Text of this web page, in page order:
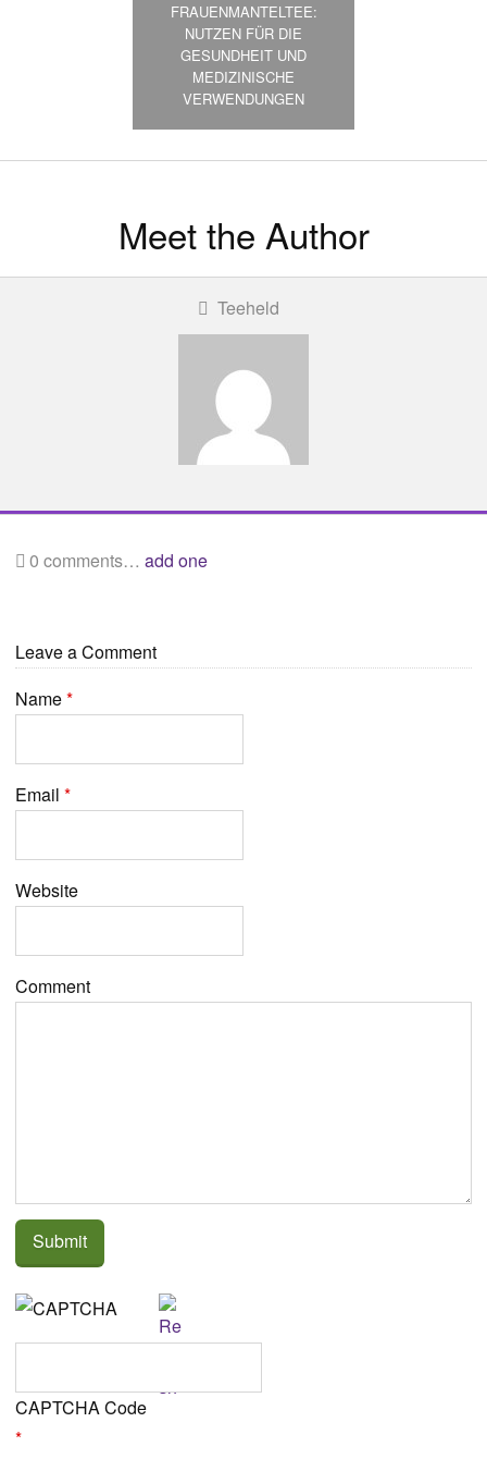
FRAUENMANTELTEE:
NUTZEN FÜR DIE
GESUNDHEIT UND
MEDIZINISCHE
VERWENDUNGEN
Meet the Author
Teeheld
0 comments… add one
Leave a Comment
Name*
Email *
Website
Comment
CAPTCHA Code
*